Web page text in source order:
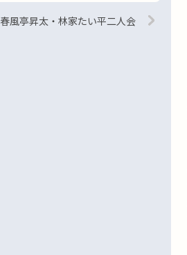
春風亭昇太・林家たい平二人会